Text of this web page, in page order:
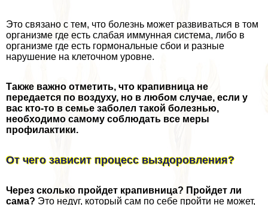
Это связано с тем, что болезнь может развиваться в том
организме где есть слабая иммунная система, либо в
организме где есть гормональные сбои и разные
нарушение на клеточном уровне.
Также важно отметить, что крапивница не
передается по воздуху, но в любом случае, если у
вас кто-то в семье заболел такой болезнью,
необходимо самому соблюдать все меры
профилактики.
От чего зависит процесс выздоровления?
Через сколько пройдет крапивница? Пройдет ли
сама? Это недуг, который сам по себе пройти не может,